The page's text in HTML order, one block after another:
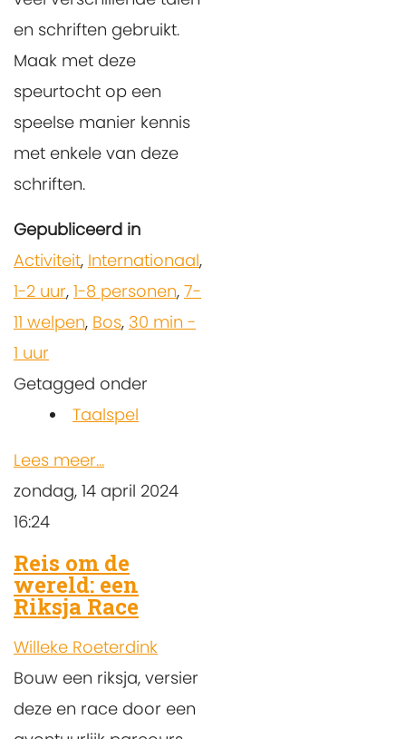
en schriften gebruikt.
Maak met deze
speurtocht op een
speelse manier kennis
met enkele van deze
schriften.
Gepubliceerd in
Activiteit, Internationaal,
1-2 uur, 1-8 personen, 7-
11 welpen, Bos, 30 min -
1 uur
Getagged onder
Taalspel
Lees meer...
zondag, 14 april 2024
16:24
Reis om de
wereld: een
Riksja Race
Willeke Roeterdink
Bouw een riksja, versier
deze en race door een